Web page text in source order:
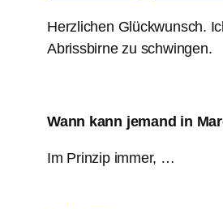
Herzlichen Glückwunsch.
Abrissbirne zu schwingen.
Wann kann jemand in
Im Prinzip immer, …